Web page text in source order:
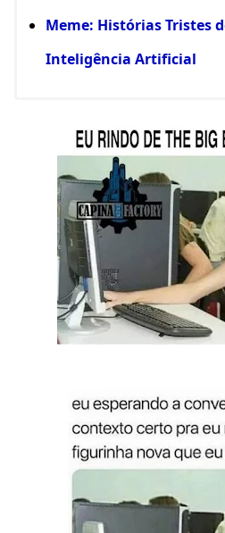
Meme: Histórias Tristes
Inteligência Artificial